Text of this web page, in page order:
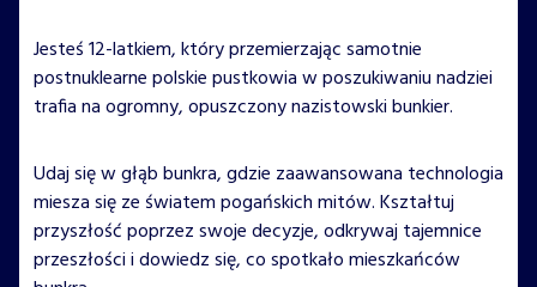
Jesteś 12-latkiem, który przemierzając samotnie
postnuklearne polskie pustkowia w poszukiwaniu nadziei
trafia na ogromny, opuszczony nazistowski bunkier.
Udaj się w głąb bunkra, gdzie zaawansowana technologia
miesza się ze światem pogańskich mitów. Kształtuj
przyszłość poprzez swoje decyzje, odkrywaj tajemnice
przeszłości i dowiedz się, co spotkało mieszkańców